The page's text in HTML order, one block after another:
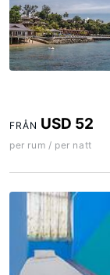
FRÅN USD 52
per rum / per natt